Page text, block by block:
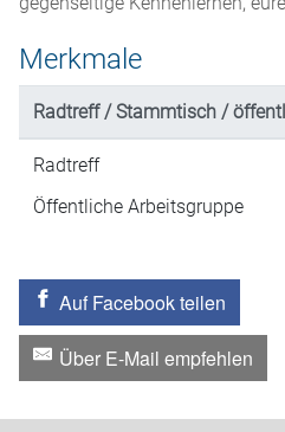
Merkmale
Radtreff / Stammtisch /
Radtreff
Öffentliche Arbeitsgruppe
Auf Facebook teilen
Über E-Mail empfehlen